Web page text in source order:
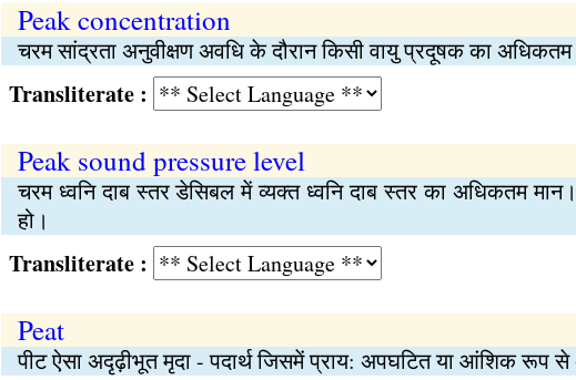
Peak concentration
चरम सांद्रता अनुवीक्षण अवधि के दौरान किसी वायु प्रदूषक का
Transliterate :
Peak sound pressure level
चरम ध्वनि दाब स्तर डेसिबल में व्यक्‍त ध्वनि दाब स्तर का अधिकतम मान।
हो।
Transliterate :
Peat
पीट ऐसा अदृढ़ीभूत मृदा - पदार्थ जिसमें प्राय: अपघटित या आंशिक रूप से